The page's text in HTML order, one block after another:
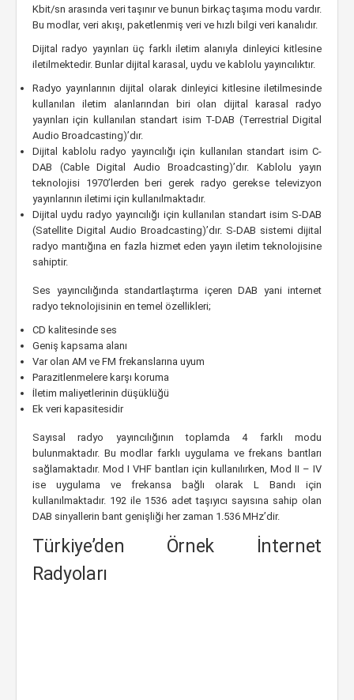
Kbit/sn arasında veri taşınır ve bunun birkaç taşıma modu vardır.
Bu modlar, veri akışı, paketlenmiş veri ve hızlı bilgi veri kanalıdır.
Dijital radyo yayınları üç farklı iletim alanıyla dinleyici kitlesine
iletilmektedir. Bunlar dijital karasal, uydu ve kablolu yayıncılıktır.
Radyo yayınlarının dijital olarak dinleyici kitlesine iletilmesinde
kullanılan iletim alanlarından biri olan dijital karasal radyo
yayınları için kullanılan standart isim T-DAB (Terrestrial Digital
Audio Broadcasting)’dır.
Dijital kablolu radyo yayıncılığı için kullanılan standart isim C-
DAB (Cable Digital Audio Broadcasting)’dır. Kablolu yayın
teknolojisi 1970’lerden beri gerek radyo gerekse televizyon
yayınlarının iletimi için kullanılmaktadır.
Dijital uydu radyo yayıncılığı için kullanılan standart isim S-DAB
(Satellite Digital Audio Broadcasting)’dır. S-DAB sistemi dijital
radyo mantığına en fazla hizmet eden yayın iletim teknolojisine
sahiptir.
Ses yayıncılığında standartlaştırma içeren DAB yani internet
radyo teknolojisinin en temel özellikleri;
CD kalitesinde ses
Geniş kapsama alanı
Var olan AM ve FM frekanslarına uyum
Parazitlenmelere karşı koruma
İletim maliyetlerinin düşüklüğü
Ek veri kapasitesidir
Sayısal radyo yayıncılığının toplamda 4 farklı modu
bulunmaktadır. Bu modlar farklı uygulama ve frekans bantları
sağlamaktadır. Mod I VHF bantları için kullanılırken, Mod II – IV
ise uygulama ve frekansa bağlı olarak L Bandı için
kullanılmaktadır. 192 ile 1536 adet taşıyıcı sayısına sahip olan
DAB sinyallerin bant genişliği her zaman 1.536 MHz’dir.
Türkiye’den Örnek İnternet
Radyoları